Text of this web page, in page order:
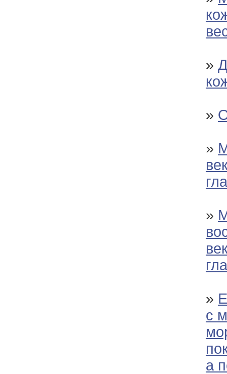
»
»
»
»
»
с
а